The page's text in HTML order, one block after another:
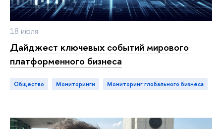
18 июля
Дайджест ключевых событий мирового
платформенного бизнеса
Общество мониторинги Мониторинг глобального бизнеса